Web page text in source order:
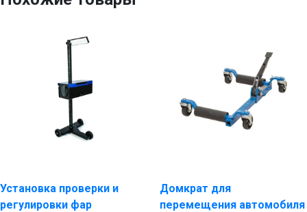
Установка проверки и
регулировки фар
Домкрат для
перемещения автомобиля